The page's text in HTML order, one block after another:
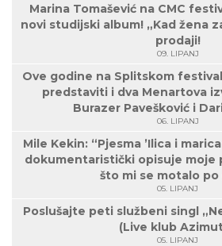
Marina Tomašević na CMC
novi studijski album! „Kad žena
prodaji!
09. LIPANJ
Ove godine na Splitskom
predstaviti i dva Menartova
Burazer Pavešković i
06. LIPANJ
Mile Kekin: “Pjesma ’Ilica i
dokumentaristički opisuje moje
što mi se motalo po
05. LIPANJ
Poslušajte peti službeni singl
(Live klub
05. LIPANJ